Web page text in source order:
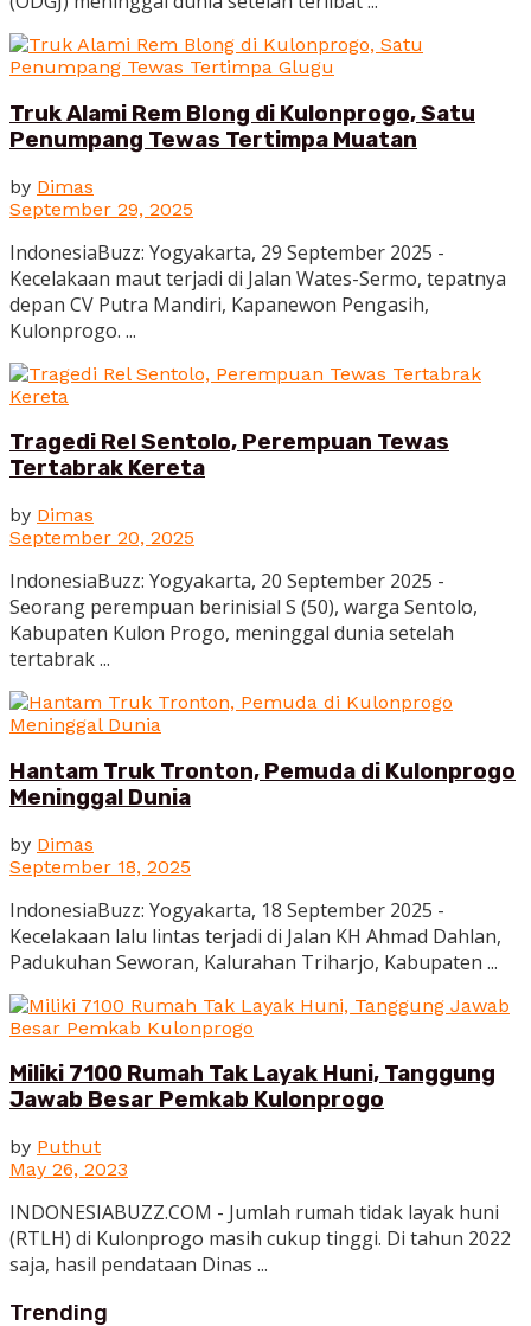
Truk Alami Rem Blong di Kulonprogo, Satu
Penumpang Tewas Tertimpa Muatan
by Dimas
September 29, 2025
IndonesiaBuzz: Yogyakarta, 29 September 2025 -
Kecelakaan maut terjadi di Jalan Wates-Sermo, tepatnya
depan CV Putra Mandiri, Kapanewon Pengasih,
Kulonprogo. ...
Tragedi Rel Sentolo, Perempuan Tewas
Tertabrak Kereta
by Dimas
September 20, 2025
IndonesiaBuzz: Yogyakarta, 20 September 2025 -
Seorang perempuan berinisial S (50), warga Sentolo,
Kabupaten Kulon Progo, meninggal dunia setelah
tertabrak ...
Hantam Truk Tronton, Pemuda di Kulonprogo
Meninggal Dunia
by Dimas
September 18, 2025
IndonesiaBuzz: Yogyakarta, 18 September 2025 -
Kecelakaan lalu lintas terjadi di Jalan KH Ahmad Dahlan,
Padukuhan Seworan, Kalurahan Triharjo, Kabupaten ...
Miliki 7100 Rumah Tak Layak Huni, Tanggung
Jawab Besar Pemkab Kulonprogo
by Puthut
May 26, 2023
INDONESIABUZZ.COM - Jumlah rumah tidak layak huni
(RTLH) di Kulonprogo masih cukup tinggi. Di tahun 2022
saja, hasil pendataan Dinas ...
Trending